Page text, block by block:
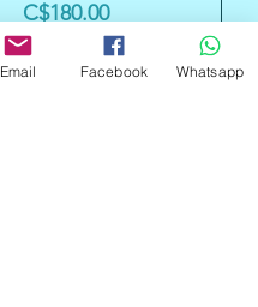
Precio
C$180.00
Email Facebook Whatsapp